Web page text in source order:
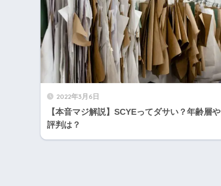
2022年3月6日
【本音マジ解説】SCYEってダサい？年齢層や
評判は？